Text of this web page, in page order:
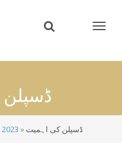
ڈسپلن کی اہمیت